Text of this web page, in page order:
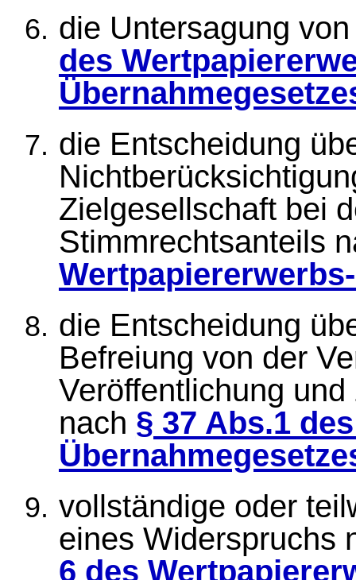
die Untersagung
des
die Entscheidung
Zielgesellschaft bei
Stimmrechtsanteils
die Entscheidung
Befreiung von der
Veröffentlichung
nach § 37 Abs.1
vollständige oder
eines Widerspruchs
6 des